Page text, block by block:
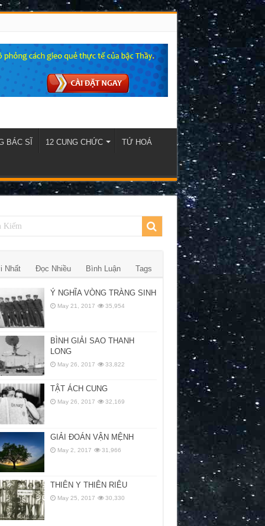
BÁC SĨ 12 CUNG CHỨC TỨ HOÁ
Nhất Đọc Nhiều Bình Luận Tags
Ý NGHĨA VÒNG TRÀNG SINH
May 21, 2017 35,954
BÌNH GIẢI SAO THANH
LONG
May 26, 2017 33,822
TẬT ÁCH CUNG
May 26, 2017 32,169
GIẢI ĐOÁN VẬN MỆNH
May 2, 2017 31,966
THIÊN Y THIÊN RIÊU
May 25, 2017 30,330